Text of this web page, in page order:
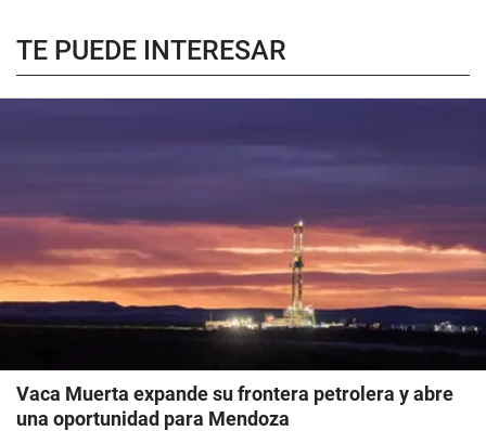
TE PUEDE INTERESAR
Vaca Muerta expande su frontera petrolera y abre
una oportunidad para Mendoza